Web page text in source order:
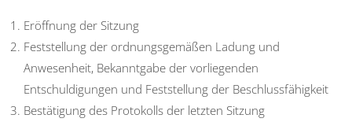
Eröffnung der Sitzung
Feststellung der ordnungsgemäßen Ladung und
Anwesenheit, Bekanntgabe der vorliegenden
Entschuldigungen und Feststellung der Beschlussfähigkeit
Bestätigung des Protokolls der letzten Sitzung